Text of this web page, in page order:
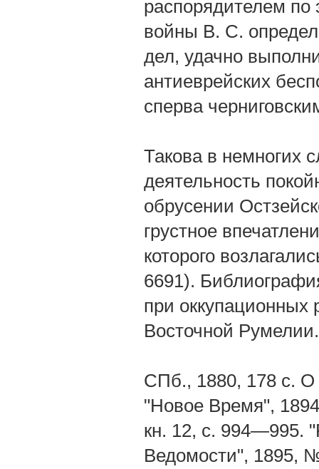
распорядителем по
войны В. С.
дел, удачно
антиеврейских
сперва
Такова в немногих
деятельность
обрусении
грустное
которого
6691).
при оккупационных
Восточной Румелии.
СПб., 1880, 178 с.
"Новое Время",
кн. 12, с. 994—995.
Ведомости", 1895,